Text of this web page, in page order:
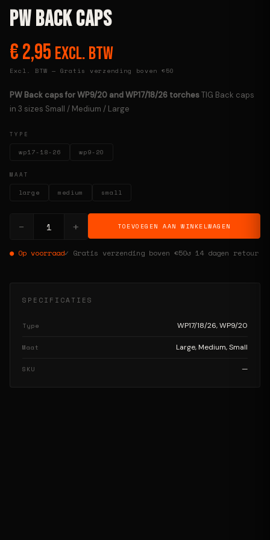
PW Back caps
€2,95 Excl. BTW
Excl. BTW — Gratis verzending boven €50
PW Back caps for WP9/20 and WP17/18/26 torchesTIG Back caps
in 3 sizes Small / Medium / Large
TYPE
wp17-18-26 wp9-20
MAAT
large medium small
− + TOEVOEGEN AAN WINKELWAGEN
● Op voorraad✓ Gratis verzending boven €50↺ 14 dagen retour
SPECIFICATIES
Type WP17/18/26, WP9/20
Maat Large, Medium, Small
SKU —